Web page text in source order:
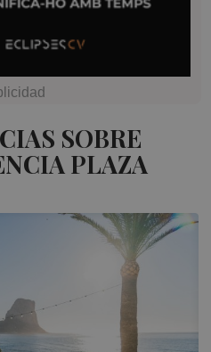
SOBRE
PLAZA